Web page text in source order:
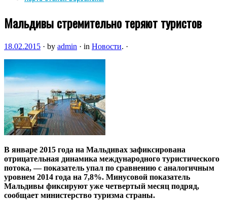
Мальдивы стремительно теряют туристов
18.02.2015 · by admin · in Новости. ·
В январе 2015 года на Мальдивах зафиксирована
отрицательная динамика международного туристического
потока, — показатель упал по сравнению с аналогичным
уровнем 2014 года на 7,8%. Минусовой показатель
Мальдивы фиксируют уже четвертый месяц подряд,
сообщает министерство туризма страны.